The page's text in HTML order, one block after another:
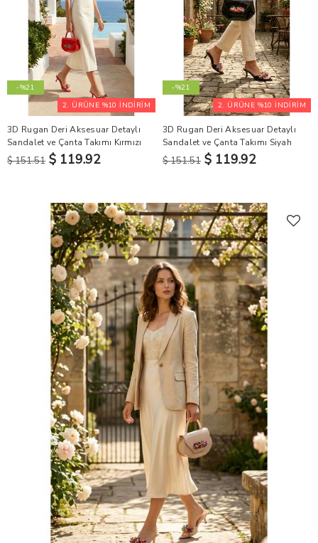
2. ÜRÜNE %10 İNDİRİM
-%21
3D Rugan Deri Aksesuar Detaylı
Sandalet ve Çanta Takımı Kırmızı
$ 151.51 $ 119.92
2. ÜRÜNE %10 İNDİRİM
-%21
3D Rugan Deri Aksesuar Detaylı
Sandalet ve Çanta Takımı Siyah
$ 151.51 $ 119.92